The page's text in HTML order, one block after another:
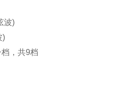
波)
)
档，共9档